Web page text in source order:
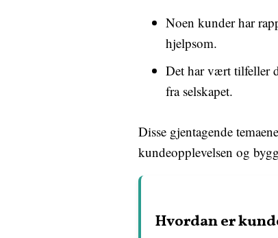
Noen kunder har
hjelpsom.
Det har vært tilfeller
fra selskapet.
Disse gjentagende
kundeopplevelsen og
Hvordan er